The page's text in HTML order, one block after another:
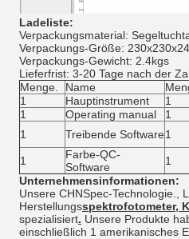
Ladeliste:
Verpackungsmaterial:
Verpackungs-Größe:
Verpackungs-Gewicht: 2.4kgs
Lieferfrist: 3-20 Tage nach der
Menge.
Name
1
Hauptinstrument 1
1
Operating manual 1
1
Treibende Software1
1
Farbe-QC-
Software
1
Unternehmensinformationen:
Unsere CHNSpec-Technologie.,
Herstellungsspektrofotometer,
spezialisiert. Unsere Produkte
einschließlich 1 amerikanisches